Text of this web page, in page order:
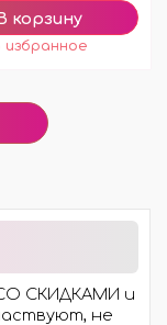
СКИДКАМИ и
не